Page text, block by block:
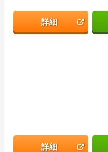
詳細
詳細